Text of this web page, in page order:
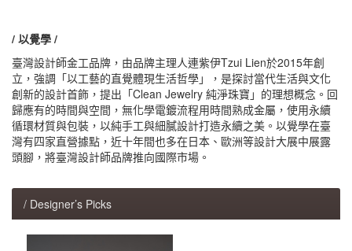
/ 以覺學 /
臺灣設計師金工品牌，由品牌主理人連紫伊Tzui Lien於2015年創
立，強調「以工藝的直覺體現生活哲學」，是探討當代生活與文化
創新的設計首飾，提出「Clean Jewelry 純淨珠寶」的理想概念。回
歸應有的時間與空間，無化學電鍍流程用時間熟成金屬，使用永續
循環材質與包裝，以純手工與細膩設計打造永續之美。以覺學在臺
灣有四家直營據點，近十年間也多在日本、歐洲等設計大展中展露
頭腳，將臺灣設計師品牌推向國際市場。
/ Designer’s Picks